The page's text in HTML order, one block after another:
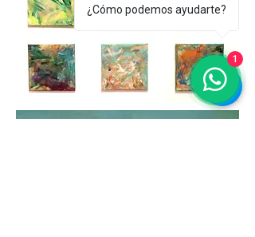
¿Cómo podemos ayudarte?
1